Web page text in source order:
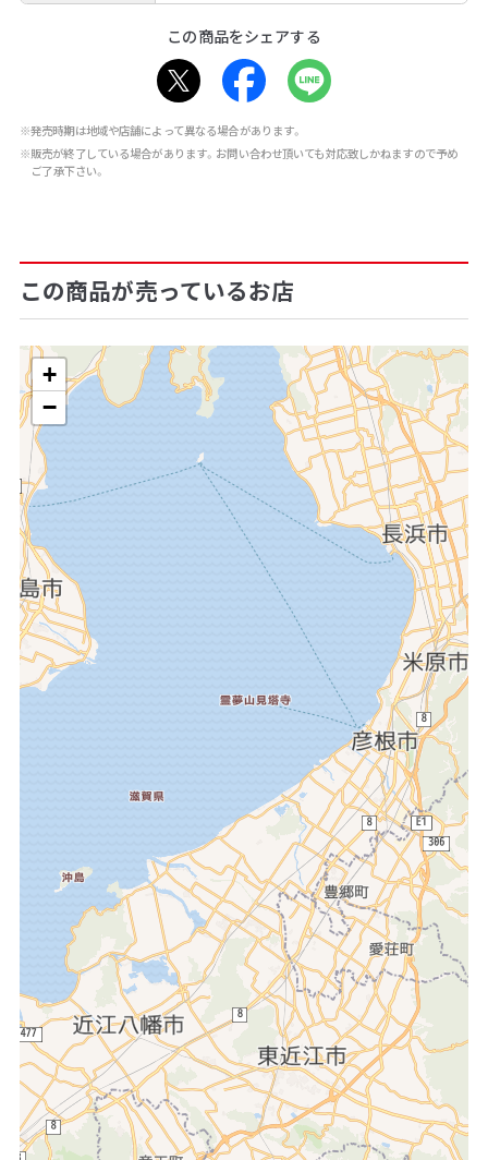
この商品をシェアする
※発売時期は地域や店舗によって異なる場合があります。
※販売が終了している場合があります。お問い合わせ頂いても対応致しかねますので予め
ご了承下さい。
この商品が売っているお店
+
−